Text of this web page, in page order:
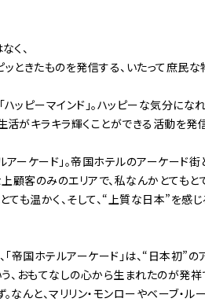
く、
ッときたものを発信する、いたって庶民な
ッピーマインド」。ハッピーな気分にな
がキラキラ輝くことができる活動を発
ーケード」。帝国ホテルのアーケード街
上顧客のみのエリアで、私なんかとても
も温かく、そして、“上質な日本”を感
「帝国ホテルアーケード」は、“日本初”
、おもてなしの心から生まれたのが発祥
んと、マリリン・モンローやベーブ・ル